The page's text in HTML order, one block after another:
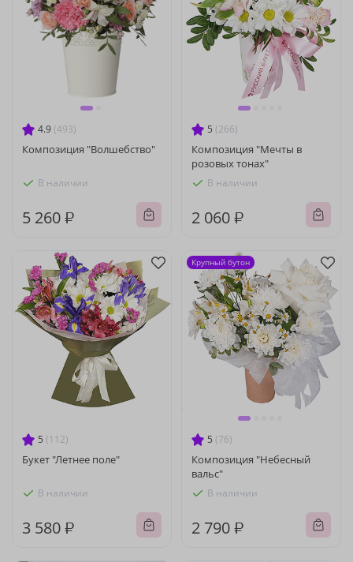
4.9 (493)
Композиция "Волшебство"
В наличии
5 260 ₽
5 (266)
Композиция "Мечты в
розовых тонах"
В наличии
2 060 ₽
5 (112)
Букет "Летнее поле"
В наличии
3 580 ₽
5 (76)
Композиция "Небесный
вальс"
В наличии
2 790 ₽
Крупный бутон